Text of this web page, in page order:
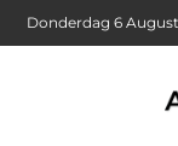
Donderdag 6